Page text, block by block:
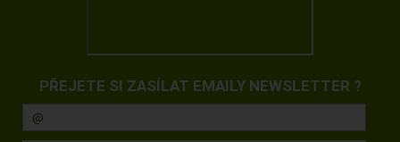
PŘEJETE SI ZASÍLAT EMAILY NEWSLETTER ?